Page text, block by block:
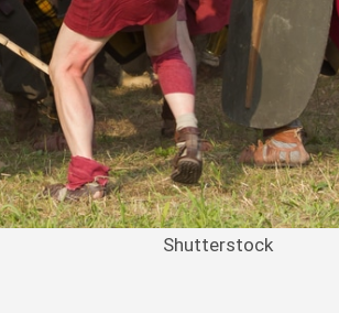
Shutterstock